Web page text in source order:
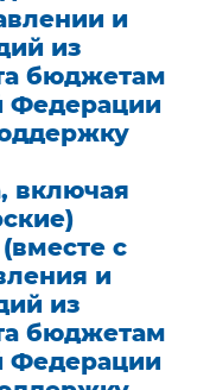
и
из
бюджетам
Федерации
включая
с
и
из
бюджетам
Федерации